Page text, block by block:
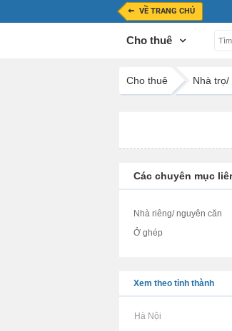
VỀ TRANG CHỦ
Cho thuê
Cho thuê Nhà trọ/
Các chuyên mục
Nhà riêng/ nguyên căn
Ở ghép
Xem theo tỉnh thành
Rao vặt tại Hà Nội Rao